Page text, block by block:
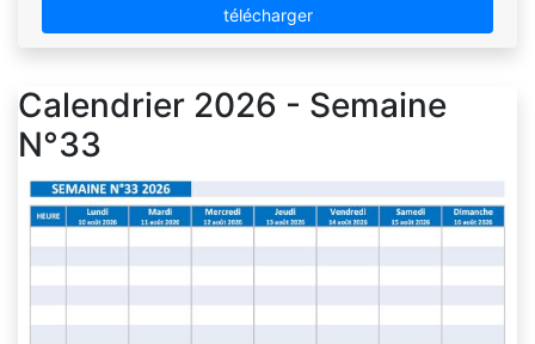
télécharger
Calendrier 2026 - Semaine
N°33